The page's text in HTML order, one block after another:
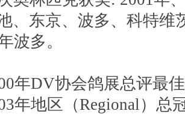
、东京、波多、科特维
波多。
年DV协会鸽展总评最
年地区（Regional）总